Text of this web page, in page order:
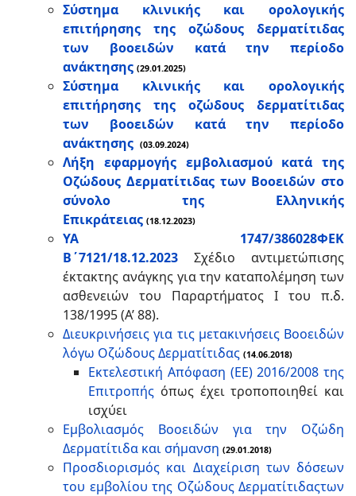
Σύστημα κλινικής και ορολογικής
επιτήρησης της οζώδους δερματίτιδας
των βοοειδών κατά την περίοδο
ανάκτησης (29.01.2025)
Σύστημα κλινικής και ορολογικής
επιτήρησης της οζώδους δερματίτιδας
των βοοειδών κατά την περίοδο
ανάκτησης (03.09.2024)
Λήξη εφαρμογής εμβολιασμού κατά της
Οζώδους Δερματίτιδας των Βοοειδών στο
σύνολο της Ελληνικής
Επικράτειας (18.12.2023)
ΥΑ 1747/386028ΦΕΚ
Β΄7121/18.12.2023 Σχέδιο αντιμετώπισης
έκτακτης ανάγκης για την καταπολέμηση των
ασθενειών του Παραρτήματος I του π.δ.
138/1995 (Α’ 88).
Διευκρινήσεις για τις μετακινήσεις Βοοειδών
λόγω Οζώδους Δερματίτιδας (14.06.2018)
Εκτελεστική Απόφαση (ΕΕ) 2016/2008 της
Επιτροπής όπως έχει τροποποιηθεί και
ισχύει
Εμβολιασμός Βοοειδών για την Οζώδη
Δερματίτιδα και σήμανση (29.01.2018)
Προσδιορισμός και Διαχείριση των δόσεων
του εμβολίου της Οζώδους Δερματίτιδαςτων